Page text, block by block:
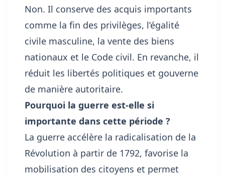
Non. Il conserve des acquis importants
comme la fin des privilèges, l’égalité
civile masculine, la vente des biens
nationaux et le Code civil. En revanche, il
réduit les libertés politiques et gouverne
de manière autoritaire.
Pourquoi la guerre est-elle si
importante dans cette période ?
La guerre accélère la radicalisation de la
Révolution à partir de 1792, favorise la
mobilisation des citoyens et permet